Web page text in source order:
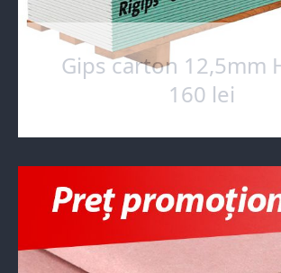
Gips carton 12,5mm
160 lei